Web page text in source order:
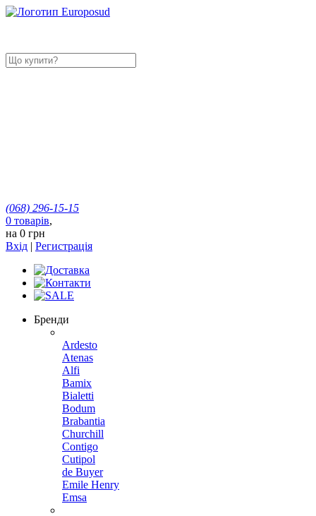
(068) 296-15-15
0 товарів,
на 0 грн
Вхід | Регистрація
Бренди
Ardesto
Atenas
Alfi
Bamix
Bialetti
Bodum
Brabantia
Churchill
Contigo
Cutipol
de Buyer
Emile Henry
Emsa